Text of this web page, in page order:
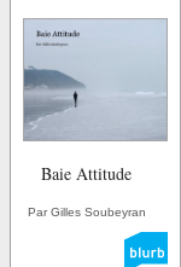
Baie Attitude
Par Gilles Soubeyran